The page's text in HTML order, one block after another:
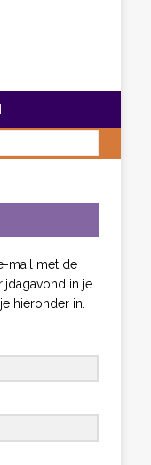
mail met de
in je
hieronder in.